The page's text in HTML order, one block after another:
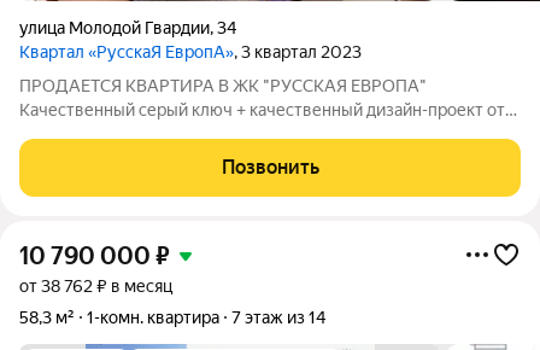
улица Молодой Гвардии,34
Квартал «РусскаЯ ЕвропА», 3 квартал 2023
ПРОДАЕТСЯ КВАРТИРА В ЖК "РУССКАЯ ЕВРОПА"
Качественный серый ключ + качественный дизайн-проект от
формате евродвушки квартиру общей площадь : 66,7 м кухню-
гостиную площадью : 23,1 м 2 санузла уютную
Позвонить
10 790 000 ₽
от 38 762 ₽ в месяц
58,3 м²
1-комн. квартира 7 этаж из 14